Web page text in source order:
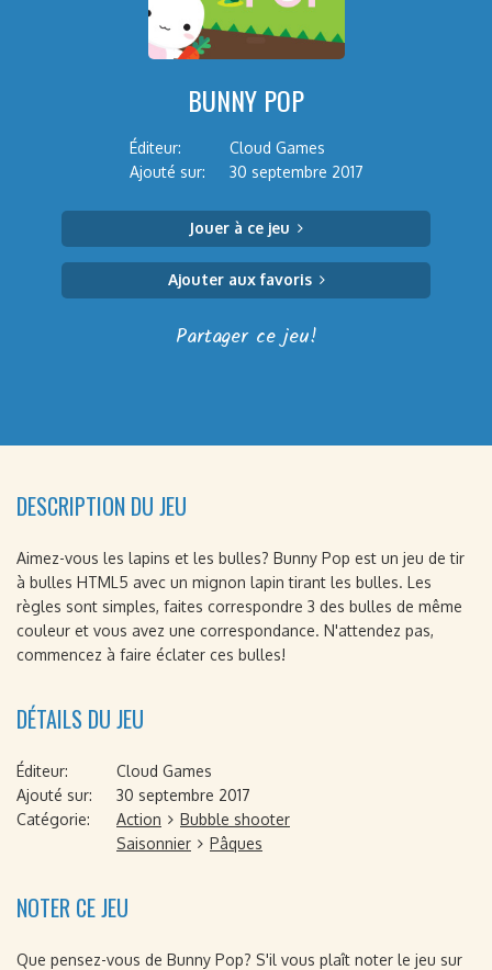
BUNNY POP
Éditeur:
Cloud Games
Ajouté sur:
30 septembre 2017
Jouer à ce jeu
Ajouter aux favoris
Partager ce jeu!
DESCRIPTION DU JEU
Aimez-vous les lapins et les bulles? Bunny Pop est un jeu de tir
à bulles HTML5 avec un mignon lapin tirant les bulles. Les
règles sont simples, faites correspondre 3 des bulles de même
couleur et vous avez une correspondance. N'attendez pas,
commencez à faire éclater ces bulles!
DÉTAILS DU JEU
Éditeur:
Cloud Games
Ajouté sur:
30 septembre 2017
Catégorie:
Action
Bubble shooter
Saisonnier
Pâques
NOTER CE JEU
Que pensez-vous de Bunny Pop? S'il vous plaît noter le jeu sur